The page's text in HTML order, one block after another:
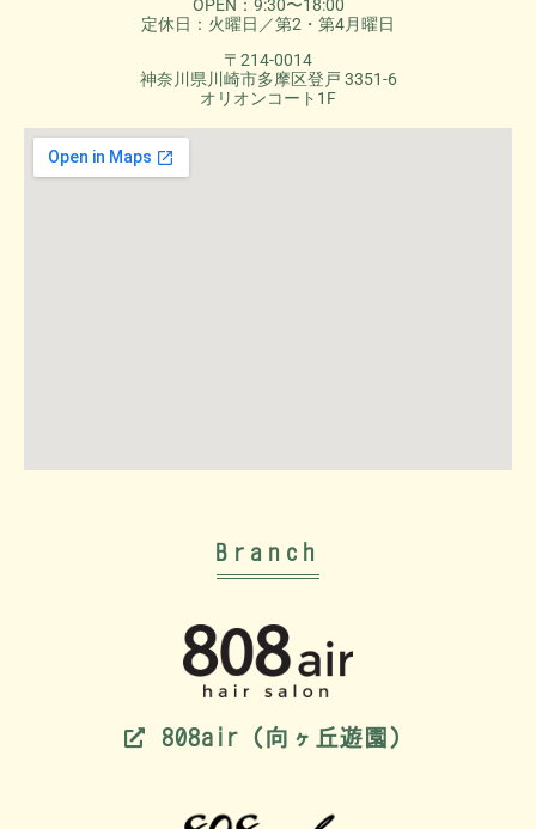
OPEN：9:30〜18:00
定休日：火曜日／第2・第4月曜日
〒214-0014
神奈川県川崎市多摩区登戸 3351-6
オリオンコート1F
Branch
808air（向ヶ丘遊園）